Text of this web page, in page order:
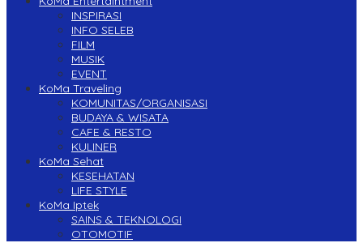
INSPIRASI
INFO SELEB
FILM
MUSIK
EVENT
KoMa Traveling
KOMUNITAS/ORGANISASI
BUDAYA & WISATA
CAFE & RESTO
KULINER
KoMa Sehat
KESEHATAN
LIFE STYLE
KoMa Iptek
SAINS & TEKNOLOGI
OTOMOTIF